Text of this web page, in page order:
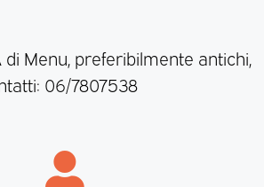
di Menu, preferibilmente antichi,
06/7807538